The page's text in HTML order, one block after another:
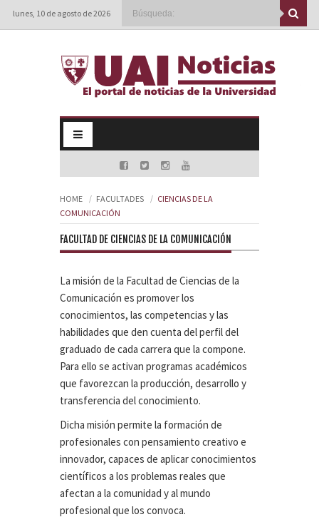
lunes, 10 de agosto de 2026
HOME FACULTADES
CIENCIAS DE LA
COMUNICACIÓN
FACULTAD DE CIENCIAS DE LA COMUNICACIÓN
La misión de la Facultad de Ciencias de la
Comunicación es promover los
conocimientos, las competencias y las
habilidades que den cuenta del perfil del
graduado de cada carrera que la compone.
Para ello se activan programas académicos
que favorezcan la producción, desarrollo y
transferencia del conocimiento.
Dicha misión permite la formación de
profesionales con pensamiento creativo e
innovador, capaces de aplicar conocimientos
científicos a los problemas reales que
afectan a la comunidad y al mundo
profesional que los convoca.